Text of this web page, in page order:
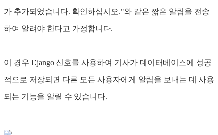
가 추가되었습니다. 확인하십시오."와 같은 짧은 알림을 전송
하여 알려야 한다고 가정합니다.
이 경우 Django 신호를 사용하여 기사가 데이터베이스에 성공
적으로 저장되면 다른 모든 사용자에게 알림을 보내는 데 사용
되는 기능을 알릴 수 있습니다.